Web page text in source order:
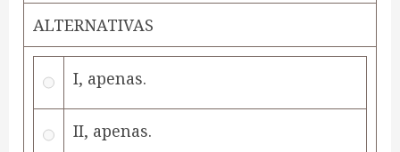
ALTERNATIVAS
I, apenas.
II, apenas.